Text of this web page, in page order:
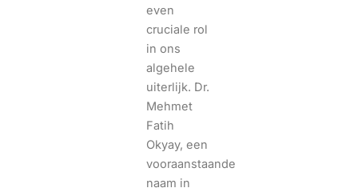
even
cruciale rol
in ons
algehele
uiterlijk. Dr.
Mehmet
Fatih
Okyay, een
vooraanstaande
naam in